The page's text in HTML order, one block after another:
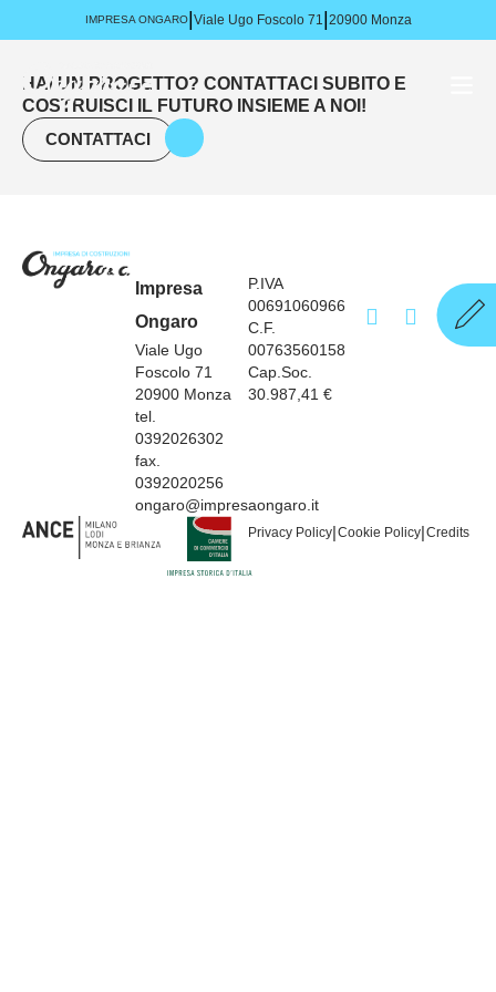
IMPRESA ONGARO| Viale Ugo Foscolo 71 20900 Monza
HAI UN PROGETTO? CONTATTACI SUBITO E
COSTRUISCI IL FUTURO INSIEME A NOI!
CONTATTACI
Impresa
Ongaro
Viale Ugo
Foscolo 71
20900 Monza
tel.
0392026302
fax.
0392020256
ongaro@impresaongaro.it
P.IVA
00691060966
C.F.
00763560158
Cap.Soc.
30.987,41 €
Privacy Policy|Cookie Policy|Credits